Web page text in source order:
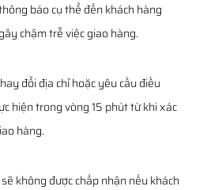
báo cụ thể đến khách hàng
chậm trễ việc giao hàng.
đổi địa chỉ hoặc yêu cầu điều
hiện trong vòng 15 phút từ khi xác
hàng.
không được chấp nhận nếu khách